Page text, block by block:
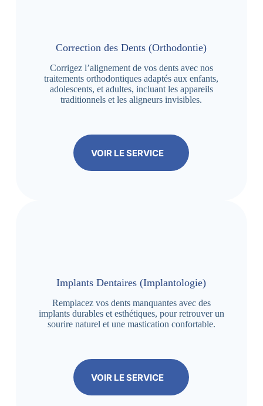
Correction des Dents (Orthodontie)
Corrigez l’alignement de vos dents avec nos
traitements orthodontiques adaptés aux enfants,
adolescents, et adultes, incluant les appareils
traditionnels et les aligneurs invisibles.
VOIR LE SERVICE
Implants Dentaires (Implantologie)
Remplacez vos dents manquantes avec des
implants durables et esthétiques, pour retrouver un
sourire naturel et une mastication confortable.
VOIR LE SERVICE